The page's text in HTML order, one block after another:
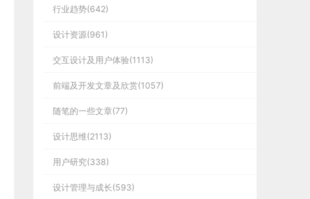
行业趋势(642)
设计资源(961)
交互设计及用户体验(1113)
前端及开发文章及欣赏(1057)
随笔的一些文章(77)
设计思维(2113)
用户研究(338)
设计管理与成长(593)